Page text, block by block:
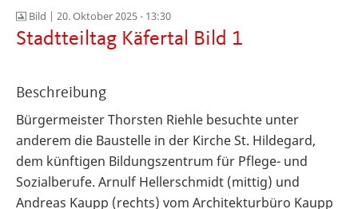
Bild | 20. Oktober 2025 - 13:30
Stadtteiltag Käfertal Bild 1
Beschreibung
Bürgermeister Thorsten Riehle besuchte unter
anderem die Baustelle in der Kirche St. Hildegard,
dem künftigen Bildungszentrum für Pflege- und
Sozialberufe. Arnulf Hellerschmidt (mittig) und
Andreas Kaupp (rechts) vom Architekturbüro Kaupp